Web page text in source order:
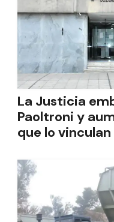
La Justicia
Paoltroni y
que lo